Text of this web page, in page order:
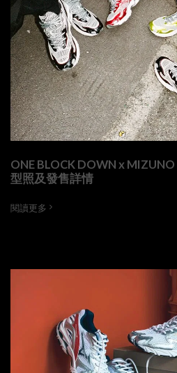
ONE BLOCK DOWN x
型照及發售詳情
閱讀更多